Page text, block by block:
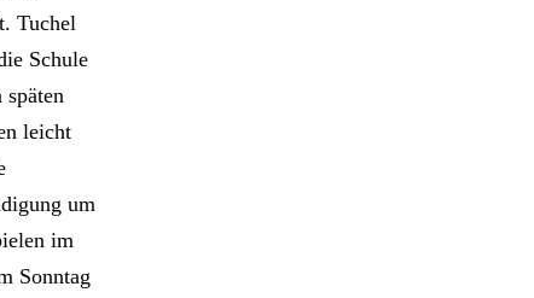
Tuchel
Schule
leicht
um
im
Sonntag